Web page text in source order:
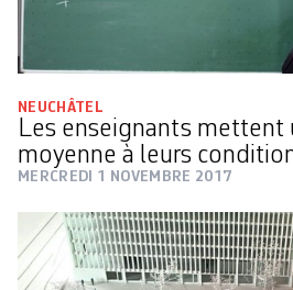
NEUCHÂTEL
Les enseignants mettent
moyenne à leurs
MERCREDI 1 NOVEMBRE 2017